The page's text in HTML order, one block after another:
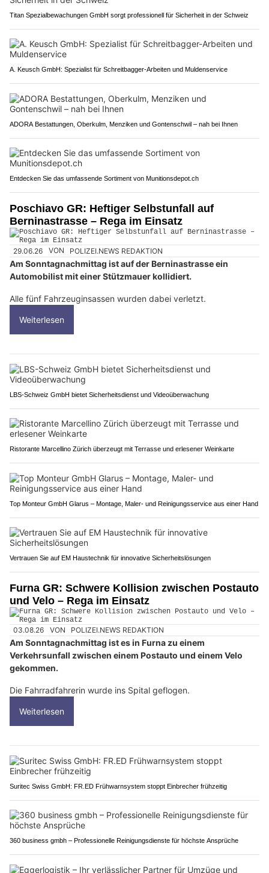
Titan Spezialbewachungen GmbH sorgt professionell für Sicherheit in der Schweiz
A. Keusch GmbH: Spezialist für Schreitbagger-Arbeiten und Muldenservice
ADORA Bestattungen, Oberkulm, Menziken und Gontenschwil – nah bei Ihnen
Entdecken Sie das umfassende Sortiment von Munitionsdepot.ch
Poschiavo GR: Heftiger Selbstunfall auf
Berninastrasse – Rega im Einsatz
29.06.26 VON POLIZEI.NEWS REDAKTION
Am Sonntagnachmittag ist auf der Berninastrasse ein
Automobilist mit einer Stützmauer kollidiert.
Alle fünf Fahrzeuginsassen wurden dabei verletzt.
Weiterlesen
LBS-Schweiz GmbH bietet Sicherheitsdienst und Videoüberwachung
Ristorante Marcellino Zürich überzeugt mit Terrasse und erlesener Weinkarte
Top Monteur GmbH Glarus – Montage, Maler- und Reinigungsservice aus einer Hand
Vertrauen Sie auf EM Haustechnik für innovative Sicherheitslösungen
Furna GR: Schwere Kollision zwischen Postauto
und Velo – Rega im Einsatz
03.08.26 VON POLIZEI.NEWS REDAKTION
Am Sonntagnachmittag ist es in Furna zu einem
Verkehrsunfall zwischen einem Postauto und einem Velo
gekommen.
Die Fahrradfahrerin wurde ins Spital geflogen.
Weiterlesen
Suritec Swiss GmbH: FR.ED Frühwarnsystem stoppt Einbrecher frühzeitig
360 business gmbh – Professionelle Reinigungsdienste für höchste Ansprüche